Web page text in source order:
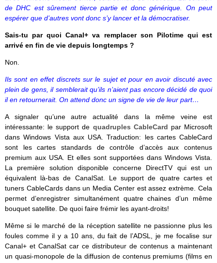
de DHC est sûrement tierce partie et donc générique. On peut
espérer que d’autres vont donc s’y lancer et la démocratiser.
Sais-tu par quoi Canal+ va remplacer son Pilotime qui est
arrivé en fin de vie depuis longtemps ?
Non.
Ils sont en effet discrets sur le sujet et pour en avoir discuté avec
plein de gens, il semblerait qu’ils n’aient pas encore décidé de quoi
il en retournerait. On attend donc un signe de vie de leur part…
A signaler qu’une autre actualité dans la même veine est
intéressante: le support de quadruples CableCard par Microsoft
dans Windows Vista aux USA. Traduction: les cartes CableCard
sont les cartes standards de contrôle d’accès aux contenus
premium aux USA. Et elles sont supportées dans Windows Vista.
La première solution disponible concerne DirectTV qui est un
équivalent là-bas de CanalSat. Le support de quatre cartes et
tuners CableCards dans un Media Center est assez extrème. Cela
permet d’enregistrer simultanément quatre chaines d’un même
bouquet satellite. De quoi faire frémir les ayant-droits!
Même si le marché de la réception satellite ne passionne plus les
foules comme il y a 10 ans, du fait de l’ADSL, je me focalise sur
Canal+ et CanalSat car ce distributeur de contenus a maintenant
un quasi-monopole de la diffusion de contenus premiums (films en